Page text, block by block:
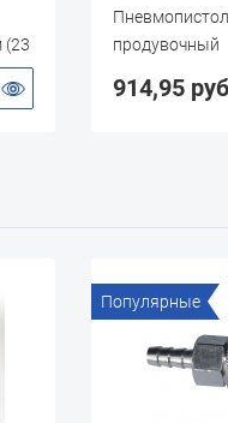
(23
продувочный
914,95 руб
Популярные